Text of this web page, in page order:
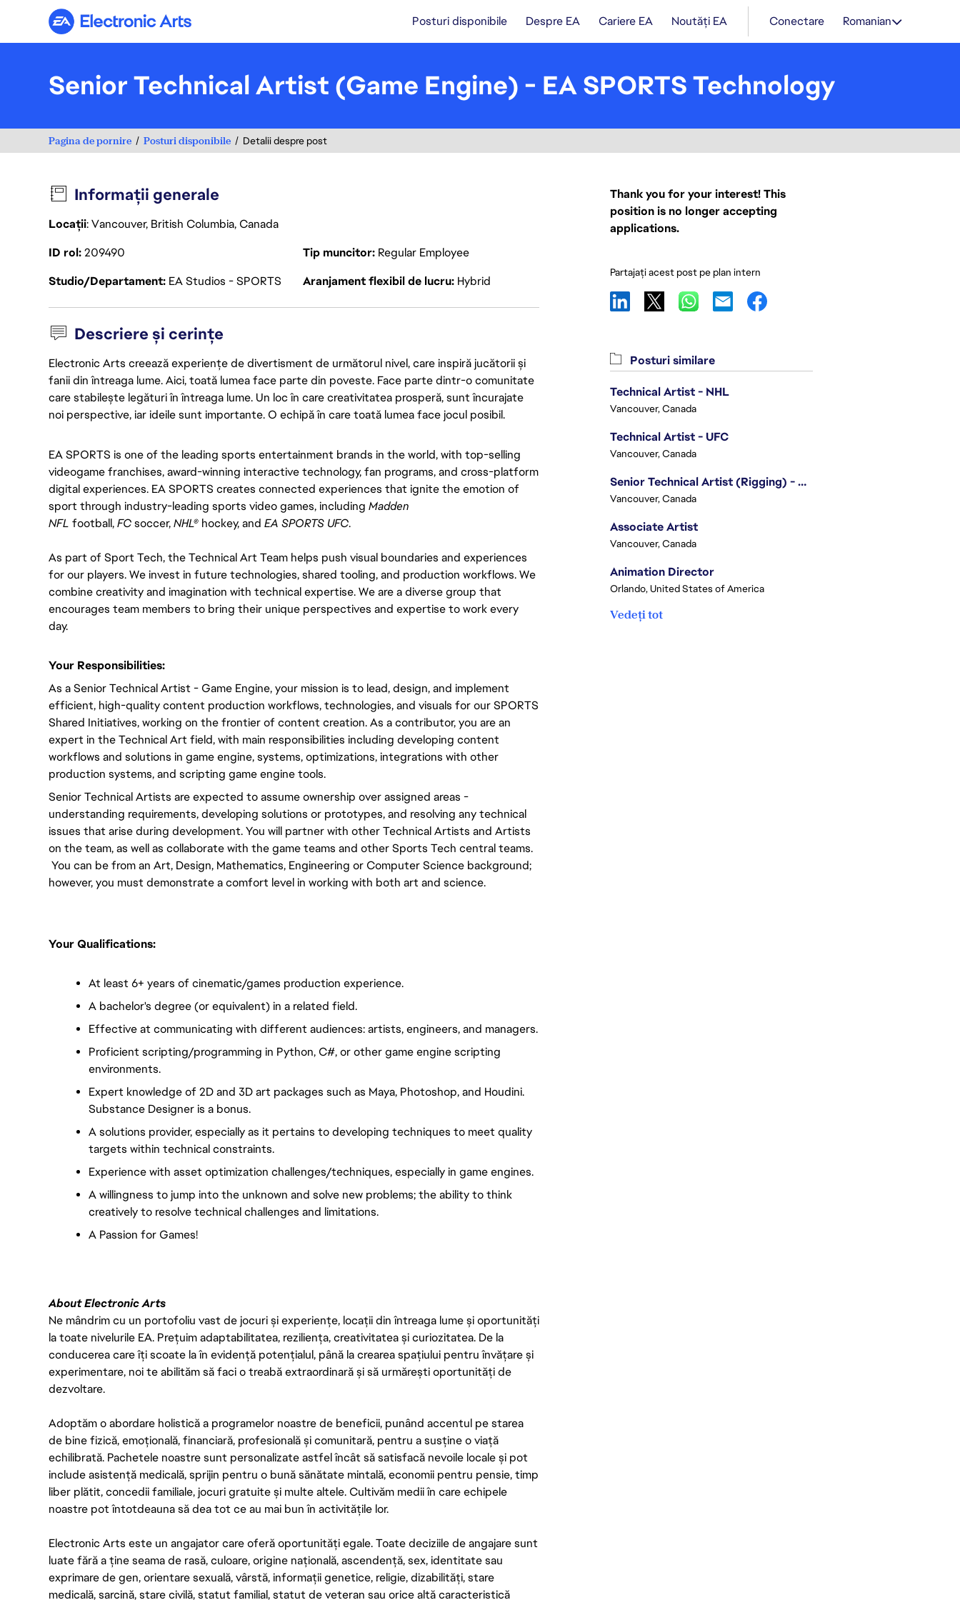
Electronic Arts Posturi disponibile Despre EA Cariere EA Noutăți EA Conectare Romanian
Senior Technical Artist (Game Engine) - EA SPORTS Technology
Pagina de pornire Posturi disponibile Detalii despre post
Informații generale
Locații: Vancouver, British Columbia, Canada
ID rol209490 Tip muncitor Regular Employee
Studio/Departament EA Studios - SPORTS Aranjament flexibil de lucru Hybrid
Descriere și cerințe
Electronic Arts creează experiențe de divertisment de următorul nivel, care inspiră jucătorii și
fanii din întreaga lume. Aici, toată lumea face parte din poveste. Face parte dintr-o comunitate
care stabilește legături în întreaga lume. Un loc în care creativitatea prosperă, sunt încurajate
noi perspective, iar ideile sunt importante. O echipă în care toată lumea face jocul posibil.
EA SPORTS is one of the leading sports entertainment brands in the world, with top-selling
videogame franchises, award-winning interactive technology, fan programs, and cross-platform
digital experiences. EA SPORTS creates connected experiences that ignite the emotion of
sport through industry-leading sports video games, including Madden
NFL football, FC soccer, NHL® hockey, and EA SPORTS UFC.
As part of Sport Tech, the Technical Art Team helps push visual boundaries and experiences
for our players. We invest in future technologies, shared tooling, and production workflows. We
combine creativity and imagination with technical expertise. We are a diverse group that
encourages team members to bring their unique perspectives and expertise to work every
day.
Your Responsibilities:
As a Senior Technical Artist - Game Engine, your mission is to lead, design, and implement
efficient, high-quality content production workflows, technologies, and visuals for our SPORTS
Shared Initiatives, working on the frontier of content creation. As a contributor, you are an
expert in the Technical Art field, with main responsibilities including developing content
workflows and solutions in game engine, systems, optimizations, integrations with other
production systems, and scripting game engine tools.
Senior Technical Artists are expected to assume ownership over assigned areas -
understanding requirements, developing solutions or prototypes, and resolving any technical
issues that arise during development. You will partner with other Technical Artists and Artists
on the team, as well as collaborate with the game teams and other Sports Tech central teams.
You can be from an Art, Design, Mathematics, Engineering or Computer Science background;
however, you must demonstrate a comfort level in working with both art and science.
Your Qualifications:
At least 6+ years of cinematic/games production experience.
A bachelor's degree (or equivalent) in a related field.
Effective at communicating with different audiences: artists, engineers, and managers.
Proficient scripting/programming in Python, C#, or other game engine scripting
environments.
Expert knowledge of 2D and 3D art packages such as Maya, Photoshop, and Houdini.
Substance Designer is a bonus.
A solutions provider, especially as it pertains to developing techniques to meet quality
targets within technical constraints.
Experience with asset optimization challenges/techniques, especially in game engines.
A willingness to jump into the unknown and solve new problems; the ability to think
creatively to resolve technical challenges and limitations.
A Passion for Games!
About Electronic Arts
Ne mândrim cu un portofoliu vast de jocuri și experiențe, locații din întreaga lume și oportunități
la toate nivelurile EA. Prețuim adaptabilitatea, reziliența, creativitatea și curiozitatea. De la
conducerea care îți scoate la în evidență potențialul, până la crearea spațiului pentru învățare și
experimentare, noi te abilităm să faci o treabă extraordinară și să urmărești oportunități de
dezvoltare.
Adoptăm o abordare holistică a programelor noastre de beneficii, punând accentul pe starea
de bine fizică, emoțională, financiară, profesională și comunitară, pentru a susține o viață
echilibrată. Pachetele noastre sunt personalizate astfel încât să satisfacă nevoile locale și pot
include asistență medicală, sprijin pentru o bună sănătate mintală, economii pentru pensie, timp
liber plătit, concedii familiale, jocuri gratuite și multe altele. Cultivăm medii în care echipele
noastre pot întotdeauna să dea tot ce au mai bun în activitățile lor.
Electronic Arts este un angajator care oferă oportunități egale. Toate deciziile de angajare sunt
luate fără a ține seama de rasă, culoare, origine națională, ascendență, sex, identitate sau
exprimare de gen, orientare sexuală, vârstă, informații genetice, religie, dizabilități, stare
medicală, sarcină, stare civilă, statut familial, statut de veteran sau orice altă caracteristică
Thank you for your interest! This
position is no longer accepting
applications.
Partajați acest post pe plan intern
Posturi similare
Technical Artist - NHL
Vancouver, Canada
Technical Artist - UFC
Vancouver, Canada
Senior Technical Artist (Rigging) - EA SPORTS Technology
Vancouver, Canada
Associate Artist
Vancouver, Canada
Animation Director
Orlando, United States of America
Vedeți tot